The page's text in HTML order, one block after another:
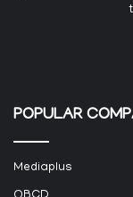
POPULAR
Mediaplus